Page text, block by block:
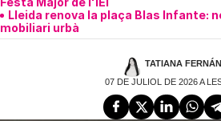
Lleida renova la plaça Blas Infante:
mobiliari urbà
TATIANA
07 DE JULIOL DE 2026 A